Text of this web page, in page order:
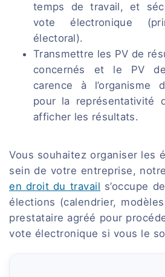
temps de travail, et
vote électronique
électoral).
Transmettre les PV de
concernés et le PV
carence à l’organisme
pour la représentativité
afficher les résultats.
Vous souhaitez organiser les
sein de votre entreprise,
en droit du travail s’occupe
élections (calendrier,
prestataire agréé pour
vote électronique si vous le